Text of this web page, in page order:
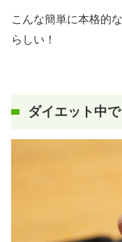
こんな簡単に本格的
らしい！
ダイエット中